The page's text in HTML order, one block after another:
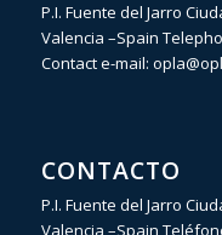
P.I. Fuente del Jarro
Valencia –Spain
Contact e-mail:
CONTACTO
P.I. Fuente del Jarro
Valencia –Spain